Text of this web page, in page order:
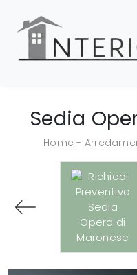
Sedia
Home -